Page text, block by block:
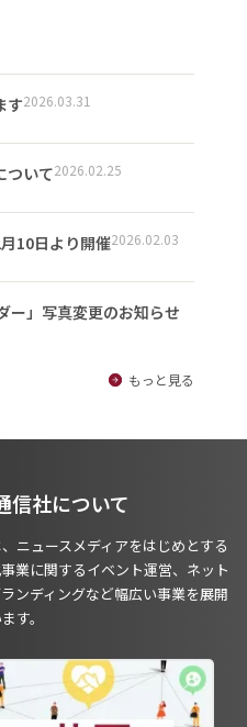
す2026.03.31
ついて2026.02.25
10日より開催2026.02.03
ー」写真変更のお知らせ
もっと見る
信社について
ニュースメディアをはじめとする
業に関するイベント運営、ネット
ンディングなど幅広い事業を展開
す。